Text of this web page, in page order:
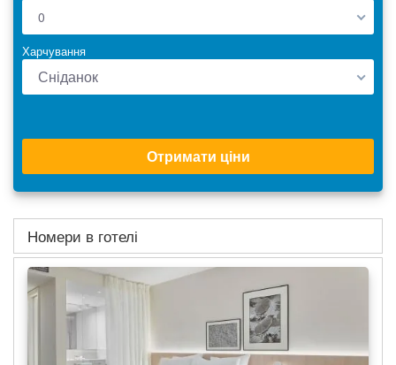
0
Харчування
Сніданок
Отримати ціни
Номери в готелі